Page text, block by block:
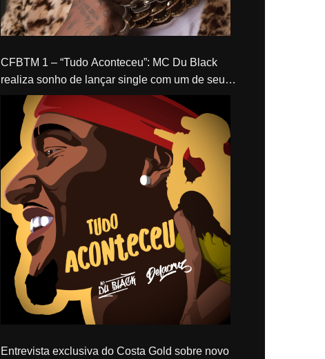
CFBTM 1 – “Tudo Aconteceu”: MC Du Black
realiza sonho de lançar single com um de seus
ídolos, Delacruz
Entrevista exclusiva do Costa Gold sobre novo